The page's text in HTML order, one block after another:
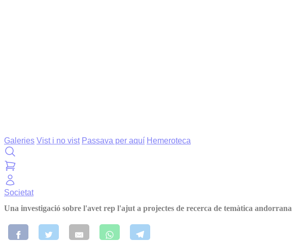
Galeries Vist i no vist Passava per aquí Hemeroteca
Societat
Una investigació sobre l'avet rep l'ajut a projectes de recerca de temàtica andorrana